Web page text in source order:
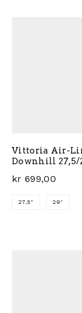
Vittoria Air-
Downhill 27,5/
kr 699,00
27,5" 29"